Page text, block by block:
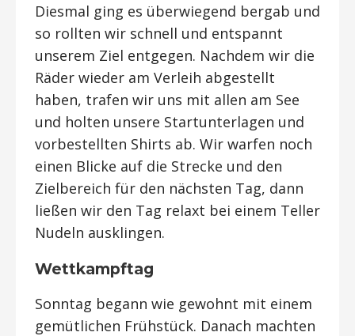
Diesmal ging es überwiegend bergab und
so rollten wir schnell und entspannt
unserem Ziel entgegen. Nachdem wir die
Räder wieder am Verleih abgestellt
haben, trafen wir uns mit allen am See
und holten unsere Startunterlagen und
vorbestellten Shirts ab. Wir warfen noch
einen Blicke auf die Strecke und den
Zielbereich für den nächsten Tag, dann
ließen wir den Tag relaxt bei einem Teller
Nudeln ausklingen.
Wettkampftag
Sonntag begann wie gewohnt mit einem
gemütlichen Frühstück. Danach machten